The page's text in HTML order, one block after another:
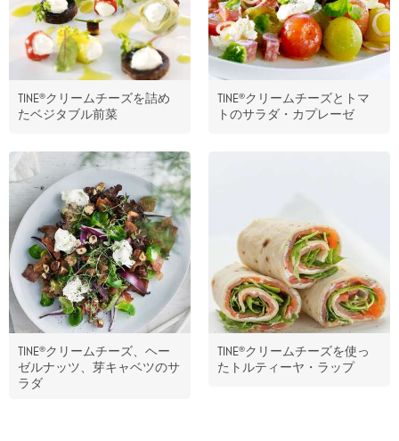
TINE®クリームチーズを詰め
たベジタブル前菜
TINE®クリームチーズとトマ
トのサラダ・カプレーゼ
TINE®クリームチーズ、ヘー
ゼルナッツ、芽キャベツのサ
ラダ
TINE®クリームチーズを使っ
たトルティーヤ・ラップ